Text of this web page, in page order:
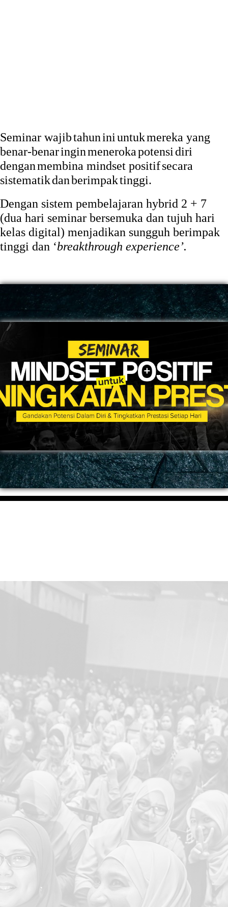
Seminar wajibtahuniniuntukmereka yang
benar-benaringinmenerokapotensidiri
denganmembina mindset positifsecara
sistematikdanberimpaktinggi.
Dengan sistem pembelajaran hybrid 2 + 7
(dua hari seminar bersemuka dan tujuh hari
kelas digital) menjadikan sungguh berimpak
tinggi dan ‘breakthrough experience’.